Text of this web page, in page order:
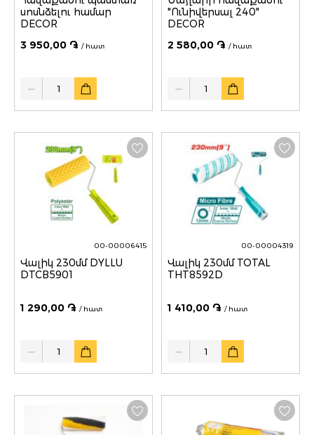
սոսնձելու համար
DECOR
3 950,00 ֏ / հատ
Quantity
"Ունիվերսալ 240"
DECOR
2 580,00 ֏ / հատ
Quantity
00-00006415
Վալիկ 230մմ DYLLU
DTCB5901
1 290,00 ֏ / հատ
00-00004319
Վալիկ 230մմ TOTAL
THT8592D
1 410,00 ֏ / հատ